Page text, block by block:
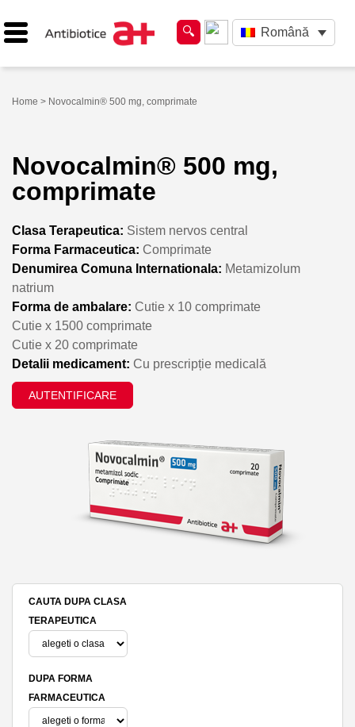
Română
Home > Novocalmin® 500 mg, comprimate
Novocalmin® 500 mg,
comprimate
Clasa Terapeutica: Sistem nervos central
Forma Farmaceutica: Comprimate
Denumirea Comuna Internationala: Metamizolum
natrium
Forma de ambalare: Cutie x 10 comprimate
Cutie x 1500 comprimate
Cutie x 20 comprimate
Detalii medicament: Cu prescripție medicală
AUTENTIFICARE
CAUTA DUPA CLASA
TERAPEUTICA
DUPA FORMA
FARMACEUTICA